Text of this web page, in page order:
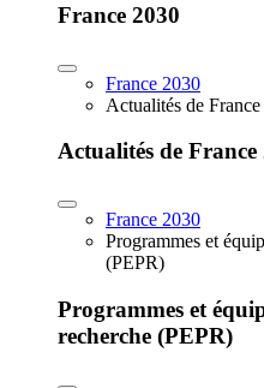
France 2030
France 2030
Actualités de
Actualités de France
France 2030
Programmes et
(PEPR)
Programmes et
recherche (PEPR)